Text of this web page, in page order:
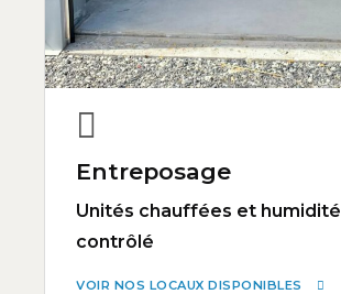
Entreposage
Unités chauffées et humidité
contrôlé
VOIR NOS LOCAUX DISPONIBLES